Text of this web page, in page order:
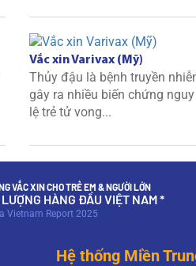
Vắc xin Varivax (Mỹ)
Thủy đậu là bệnh truyền
gây ra nhiều biến chứng
lệ trẻ tử vong...
VẮC XIN CHO TRẺ EM & NGƯỜI LỚN
HÀNG ĐẦU VIỆT NAM *
Vietnam Report 2025
Hệ thống Miền